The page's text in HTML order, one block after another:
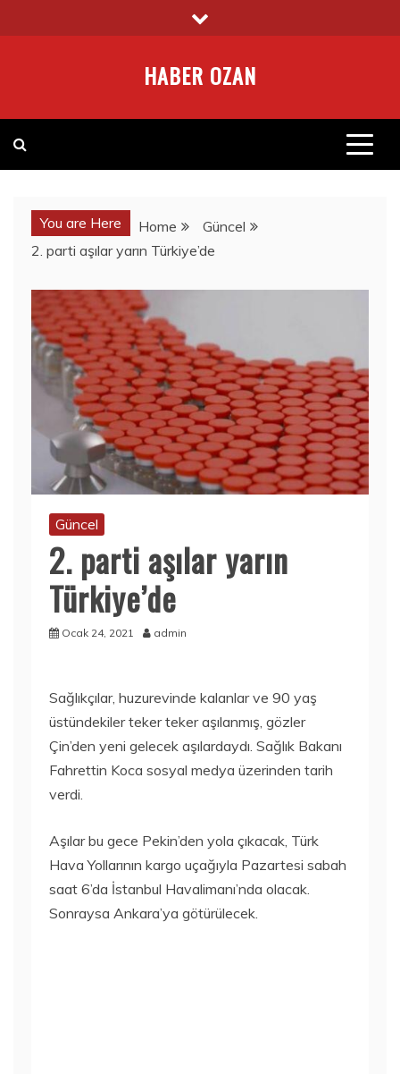
to
HABER OZAN
You are Here Home
Güncel
2. parti aşılar yarın Türkiye’de
Güncel
2. parti aşılar yarın
Türkiye’de
Ocak 24, 2021 admin
Sağlıkçılar, huzurevinde kalanlar ve 90 yaş
üstündekiler teker teker aşılanmış, gözler
Çin’den yeni gelecek aşılardaydı. Sağlık Bakanı
Fahrettin Koca sosyal medya üzerinden tarih
verdi.
Aşılar bu gece Pekin’den yola çıkacak, Türk
Hava Yollarının kargo uçağıyla Pazartesi sabah
saat 6’da İstanbul Havalimanı’nda olacak.
Sonraysa Ankara’ya götürülecek.